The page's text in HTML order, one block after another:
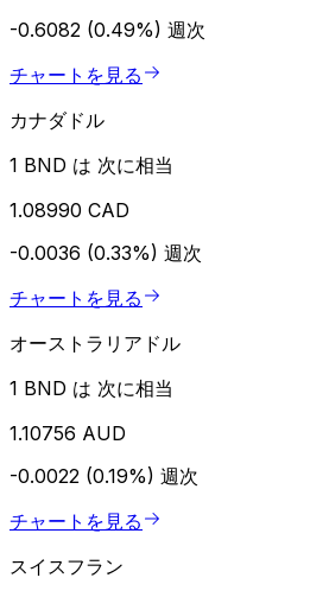
-0.6082 (0.49%) 週次
チャートを見る
カナダドル
1 BND は 次に相当
1.08990 CAD
-0.0036 (0.33%) 週次
チャートを見る
オーストラリアドル
1 BND は 次に相当
1.10756 AUD
-0.0022 (0.19%) 週次
チャートを見る
スイスフラン